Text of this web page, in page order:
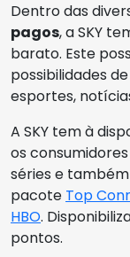
Dentro das
pagos, a SKY
barato. Este
possibilidades
esportes,
A SKY tem à
os
séries e
pacote Top
HBO.
pontos.